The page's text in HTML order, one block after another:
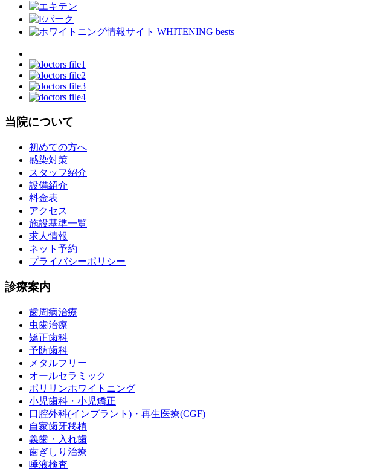
当院について
初めての方へ
感染対策
スタッフ紹介
設備紹介
料金表
アクセス
施設基準一覧
求人情報
ネット予約
プライバシーポリシー
診療案内
歯周病治療
虫歯治療
矯正歯科
予防歯科
メタルフリー
オールセラミック
ポリリンホワイトニング
小児歯科・小児矯正
口腔外科(インプラント)・再生医療(CGF)
自家歯牙移植
義歯・入れ歯
歯ぎしり治療
唾液検査